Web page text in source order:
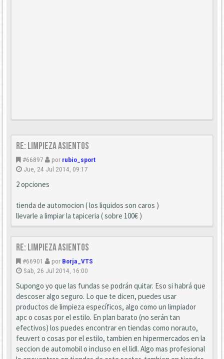
Re: Limpieza asientos
#66897 por rubio_sport
Jue, 24 Jul 2014, 09:17
2 opciones
tienda de automocion ( los liquidos son caros )
llevarle a limpiar la tapiceria ( sobre 100€ )
Re: Limpieza asientos
#66901 por Borja_VTS
Sab, 26 Jul 2014, 16:00
Supongo yo que las fundas se podrán quitar. Eso si habrá que
descoser algo seguro. Lo que te dicen, puedes usar
productos de limpieza específicos, algo como un limpiador
apc o cosas por el estilo. En plan barato (no serán tan
efectivos) los puedes encontrar en tiendas como norauto,
feuvert o cosas por el estilo, tambien en hipermercados en la
seccion de automobil o incluso en el lidl. Algo mas profesional